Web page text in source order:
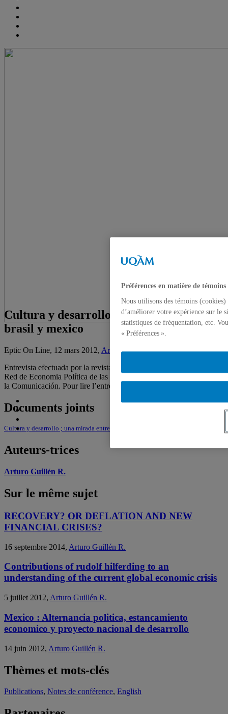
Cultura y desarrollo; una mirada entre
brasil y mexico
Eptic On Line, 12 mars 2012, Arturo Guillén R.
Entrevista efectuada por la revista electrónica Eptic On Line de la
Red de Economia Política de las Tecnologías de la Información y de
la Comunicación. Pour lire l’entrevue, voir le fichier joint.
Documents joints
Cultura y desarrollo ; una mirada entre brasil y mexico
Auteurs-trices
Arturo Guillén R.
Sur le même sujet
RECOVERY? OR DEFLATION AND NEW
FINANCIAL CRISES?
16 septembre 2014, Arturo Guillén R.
Contributions of rudolf hilferding to an
understanding of the current global economic crisis
5 juillet 2012, Arturo Guillén R.
Mexico : Alternancia politica, estancamiento
economico y proyecto nacional de desarrollo
14 juin 2012, Arturo Guillén R.
Thèmes et mots-clés
Publications, Notes de conférence, English
Préférences en matière de témoins
Nous utilisons des témoins
d’améliorer votre expérience sur le
statistiques de fréquentation, etc.
« Préférences ».